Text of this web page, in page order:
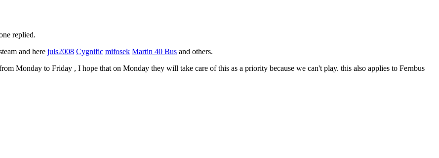
replied.
and here juls2008 Cygnific mifosek Martin 40 Bus and others.
Monday to Friday , I hope that on Monday they will take care of this as a priority because we can't play. this also applies to Fernbus